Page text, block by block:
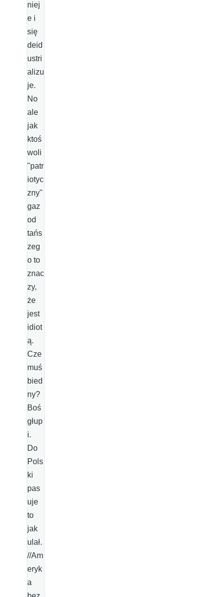
niej
e i
się
deid
ustri
alizu
je.
No
ale
jak
ktoś
woli
"patr
iotyc
zny"
gaz
od
tańs
zeg
o to
znac
zy,
że
jest
idiot
ą.
Cze
muś
bied
ny?
Boś
głup
i.
Do
Pols
ki
pas
uje
to
jak
ulał.
//Am
eryk
a